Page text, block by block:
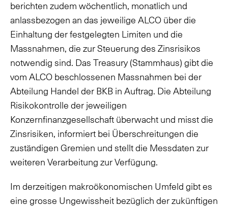
berichten zudem wöchentlich, monatlich und
anlassbezogen an das jeweilige ALCO über die
Einhaltung der festgelegten Limiten und die
Massnahmen, die zur Steuerung des Zinsrisikos
notwendig sind. Das Treasury (Stammhaus) gibt die
vom ALCO beschlossenen Massnahmen bei der
Abteilung Handel der BKB in Auftrag. Die Abteilung
Risikokontrolle der jeweiligen
Konzernfinanzgesellschaft überwacht und misst die
Zinsrisiken, informiert bei Überschreitungen die
zuständigen Gremien und stellt die Messdaten zur
weiteren Verarbeitung zur Verfügung.
Im derzeitigen makroökonomischen Umfeld gibt es
eine grosse Ungewissheit bezüglich der zukünftigen